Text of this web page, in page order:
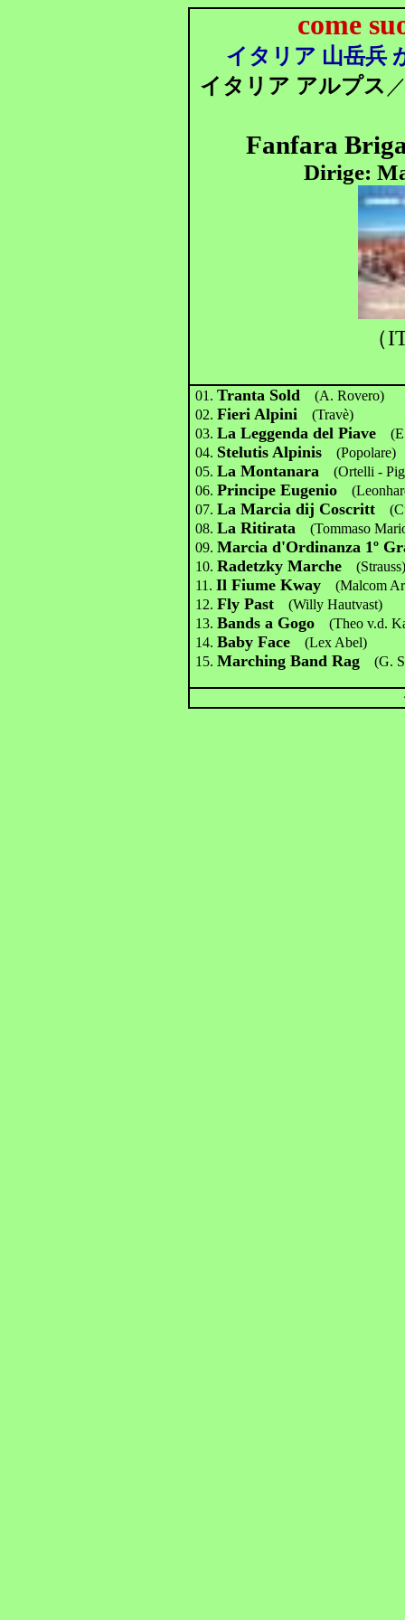
come
イタリア 山岳兵
イタリア アルプス
Fanfara
Dirige:
（
01.Tranta Sold
(A. Rovero)
02.Fieri Alpini
(Travè)
03.La Leggenda del Piave
04. Stelutis Alpinis (Popolare)
05.La Montanara
(Ortelli -
06.Principe Eugenio
07. La Marcia dij Coscritt
08.La Ritirata
(Tommaso
09.Marcia d'Ordinanza 1º
10.Radetzky Marche
11.Il Fiume Kway (Malcom
12.Fly Past (Willy Hautvast)
13.Bands a Gogo (Theo v.d.
14.Baby Face (Lex Abel)
15.Marching Band Rag (G.